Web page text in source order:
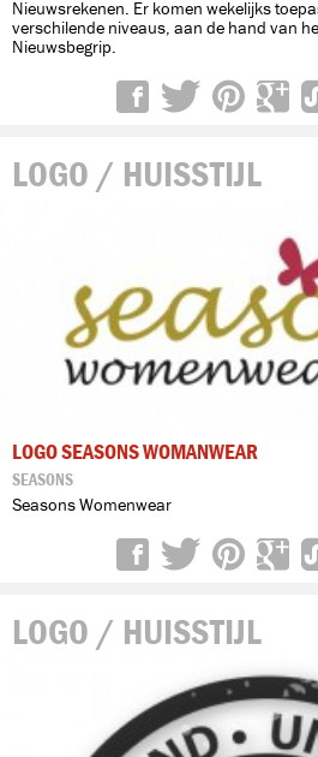
Nieuwsrekenen. Er komen wekelijks
verschilende niveaus, aan de hand van
Nieuwsbegrip.
LOGO / HUISSTIJL
LOGO SEASONS WOMANWEAR
SEASONS
Seasons Womenwear
LOGO / HUISSTIJL